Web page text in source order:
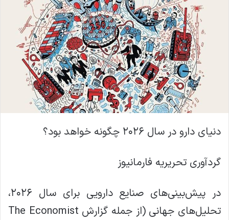
م
ی
ل
دنیای دارو در سال ۲۰۲۶ چگونه خواهد بود؟
گردآوری تحریریه فارمانیوز
در پیش‌بینی‌های صنایع دارویی برای سال ۲۰۲۶،
تحلیل‌های جهانی (از جمله گزارش The Economist